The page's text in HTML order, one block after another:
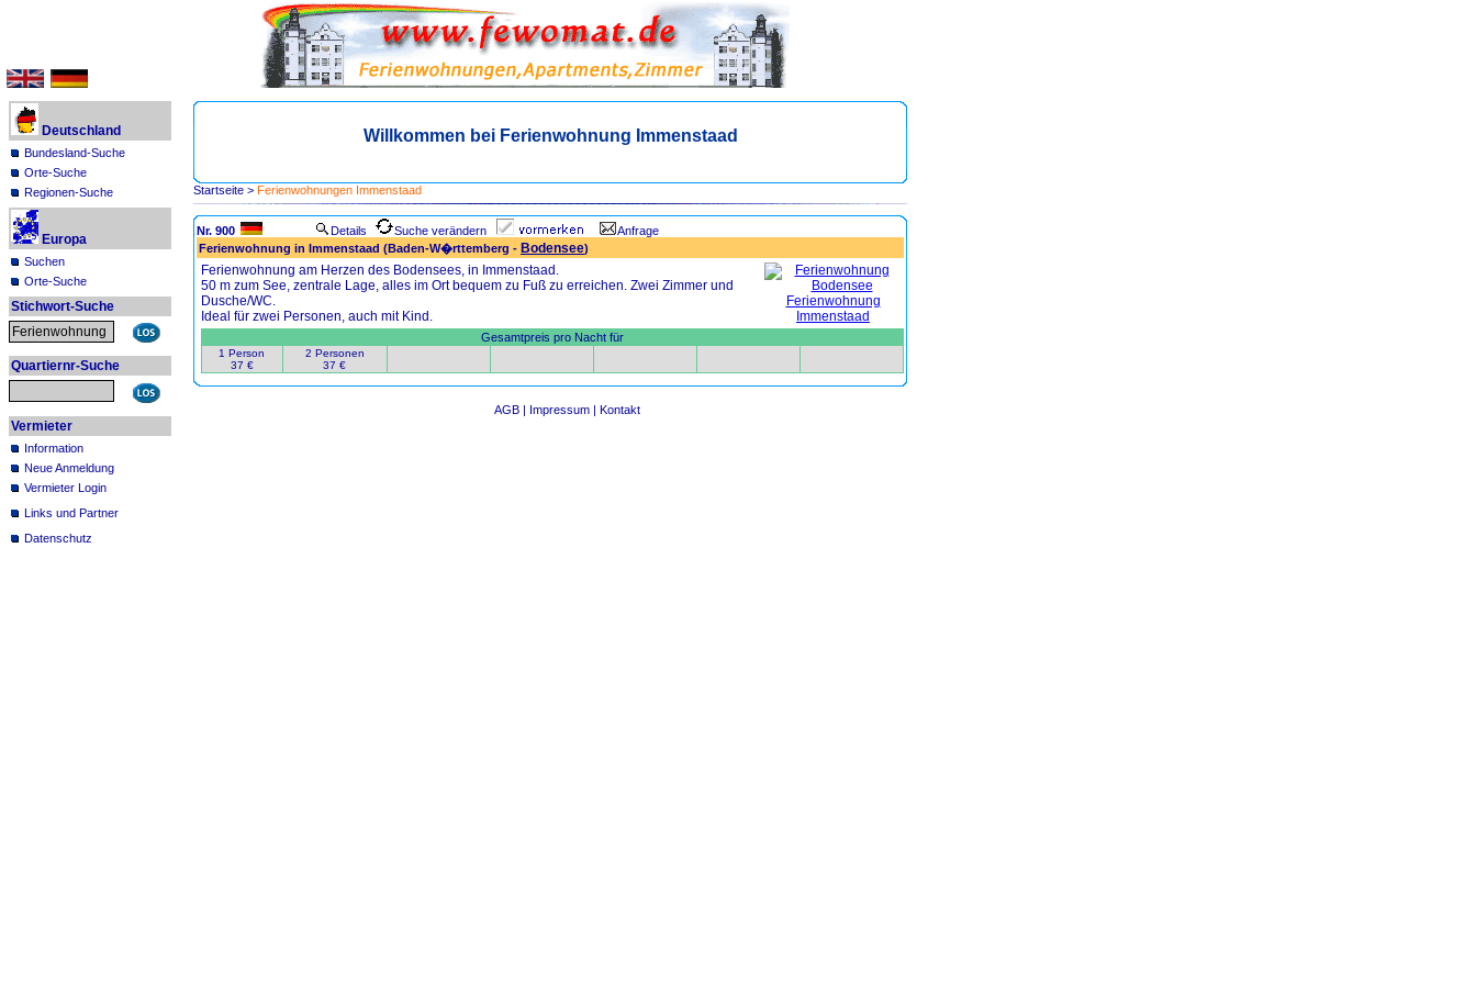
Deutschland
Bundesland-Suche
Orte-Suche
Regionen-Suche
Europa
Suchen
Orte-Suche
Stichwort-Suche
Quartiernr-Suche
Vermieter
Information
Neue Anmeldung
Vermieter Login
Links und Partner
Datenschutz
Willkommen bei Ferienwohnung Immenstaad
Startseite > Ferienwohnungen Immenstaad
Nr. 900 Details Suche verändern
Anfrage
Ferienwohnung in Immenstaad (Baden-W�rttemberg - Bodensee)
Ferienwohnung am Herzen des Bodensees, in Immenstaad.
50 m zum See, zentrale Lage, alles im Ort bequem zu Fuß zu erreichen. Zwei Zimmer und
Dusche/WC.
Ideal für zwei Personen, auch mit Kind.
Gesamtpreis pro Nacht für
1 Person
37 €
2 Personen
37 €
AGB | Impressum | Kontakt